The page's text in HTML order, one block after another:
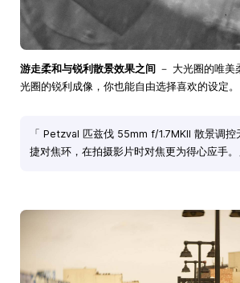
游走柔和与锐利散景效果之间 － 大光圈的唯美
光圈的锐利成像，你也能自由选择喜欢的设定。
「 Petzval 匹兹伐 55mm f/1.7MKII 散景调控
捷对焦环，在拍摄影片时对焦更为得心应手。